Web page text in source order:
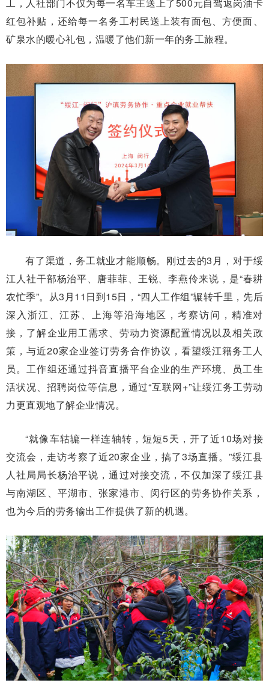
工，人社部门不仅为每一名车主送上了500元自驾返岗油卡
红包补贴，还给每一名务工村民送上装有面包、方便面、
矿泉水的暖心礼包，温暖了他们新一年的务工旅程。
有了渠道，务工就业才能顺畅。刚过去的3月，对于绥
江人社干部杨治平、唐菲菲、王锐、李燕伶来说，是“春耕
农忙季”。从3月11日到15日，“四人工作组”辗转千里，先后
深入浙江、江苏、上海等沿海地区，考察访问，精准对
接，了解企业用工需求、劳动力资源配置情况以及相关政
策，与近20家企业签订劳务合作协议，看望绥江籍务工人
员。工作组还通过抖音直播平台企业的生产环境、员工生
活状况、招聘岗位等信息，通过“互联网+”让绥江务工劳动
力更直观地了解企业情况。
“就像车轱辘一样连轴转，短短5天，开了近10场对接
交流会，走访考察了近20家企业，搞了3场直播。”绥江县
人社局局长杨治平说，通过对接交流，不仅加深了绥江县
与南湖区、平湖市、张家港市、闵行区的劳务协作关系，
也为今后的劳务输出工作提供了新的机遇。